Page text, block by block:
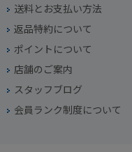
送料とお支払い方法
返品特約について
ポイントについて
店舗のご案内
スタッフブログ
会員ランク制度について